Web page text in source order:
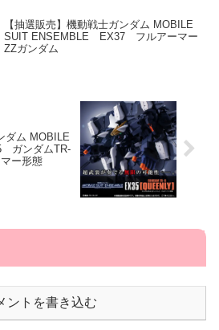
【抽選販売】機動戦士ガンダム MOBILE
SUIT ENSEMBLE EX37 フルアーマー
ZZガンダム
ダム MOBILE
ガンダムTR-
ー形態
ントを書き込む